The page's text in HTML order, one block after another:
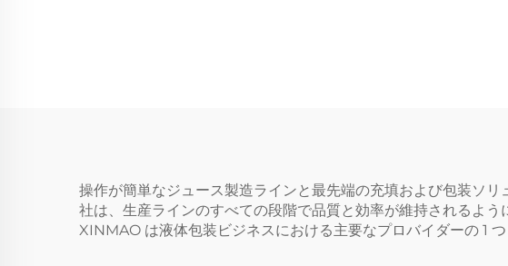
操作が簡単なジュース製造ラインと最先端の充填および包装ソ
社は、生産ラインのすべての段階で品質と効率が維持されるよ
XINMAO は液体包装ビジネスにおける主要なプロバイダーの 1